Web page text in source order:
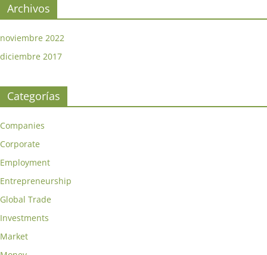
Archivos
noviembre 2022
diciembre 2017
Categorías
Companies
Corporate
Employment
Entrepreneurship
Global Trade
Investments
Market